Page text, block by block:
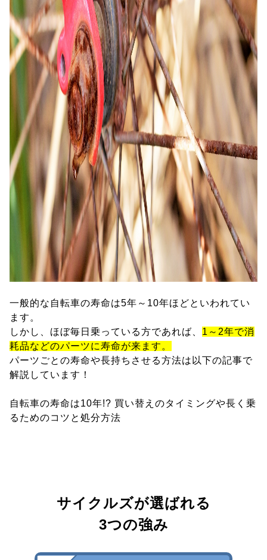
一般的な自転車の寿命は5年～10年ほどといわれてい
ます。
しかし、ほぼ毎日乗っている方であれば、 1～2年で消
耗品などのパーツに寿命が来ます。
パーツごとの寿命や長持ちさせる方法は以下の記事で
解説しています！
自転車の寿命は10年!? 買い替えのタイミングや長く乗
るためのコツと処分方法
サイクルズが選ばれる
3つの強み